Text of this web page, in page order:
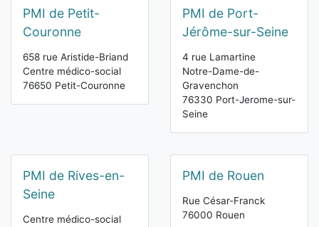
PMI de Petit-
Couronne
658 rue Aristide-Briand
Centre médico-social
76650 Petit-Couronne
PMI de Port-
Jérôme-sur-Seine
4 rue Lamartine
Notre-Dame-de-
Gravenchon
76330 Port-Jerome-sur-
Seine
PMI de Rives-en-
Seine
Centre médico-social
PMI de Rouen
Rue César-Franck
76000 Rouen